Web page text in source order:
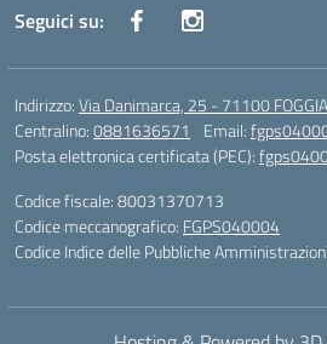
Seguici su:
Indirizzo:Via Danimarca, 25 - 71100
Centralino:0881636571 Email:
Posta elettronica certificata (PEC):
Codice fiscale: 80031370713
Codice meccanografico: FGPS040004
Codice Indice delle Pubbliche